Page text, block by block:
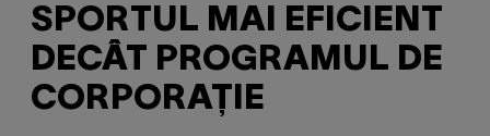
SPORTUL MAI EFICIENT
DECÂT PROGRAMUL DE
CORPORAȚIE